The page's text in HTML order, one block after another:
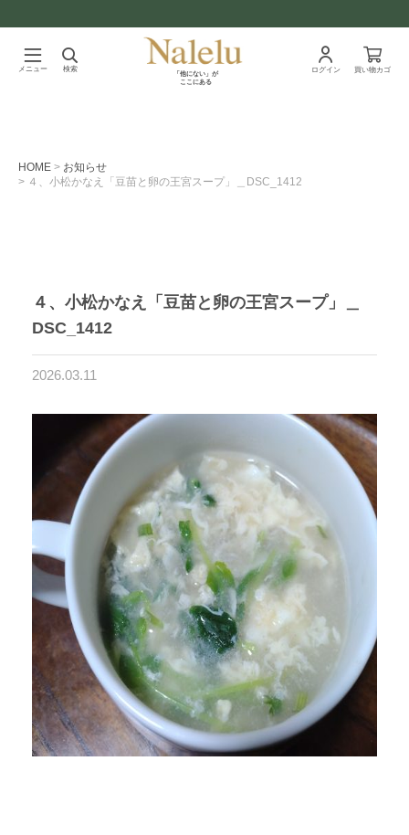
メニュー 検索
「他にない」が
ここにある
ログイン 買い物カゴ
HOME
お知らせ
４、小松かなえ「豆苗と卵の王宮スープ」＿DSC_1412
４、小松かなえ「豆苗と卵の王宮スープ」＿
DSC_1412
2026.03.11